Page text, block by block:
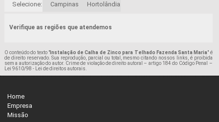
Selecione: Campinas Hortolândia
Verifique as regiões que atendemos
O conteúdo do texto "Instalação de Calha de Zinco para Telhado Fazenda Santa Maria" é
de direito reservado. Sua reprodução, parcial ou total, mesmo citando nossos links, é proibida
sem a autorização do autor. Crime de violação de direito autoral – artigo 184 do Código Penal –
Lei 9610/98 - Lei de direitos autorais.
Home
Empresa
Missão